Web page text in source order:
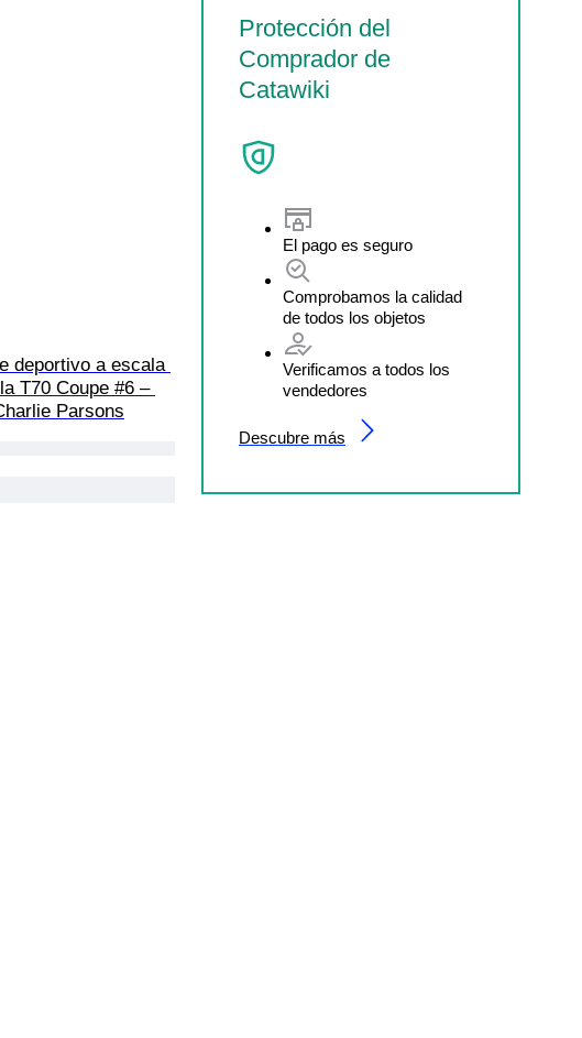
Protección del
Comprador de
Catawiki
El pago es seguro
Comprobamos la calidad
de todos los objetos
Verificamos a todos los
vendedores
Descubre más
deportivo a escala
T70 Coupe #6 –
Parsons